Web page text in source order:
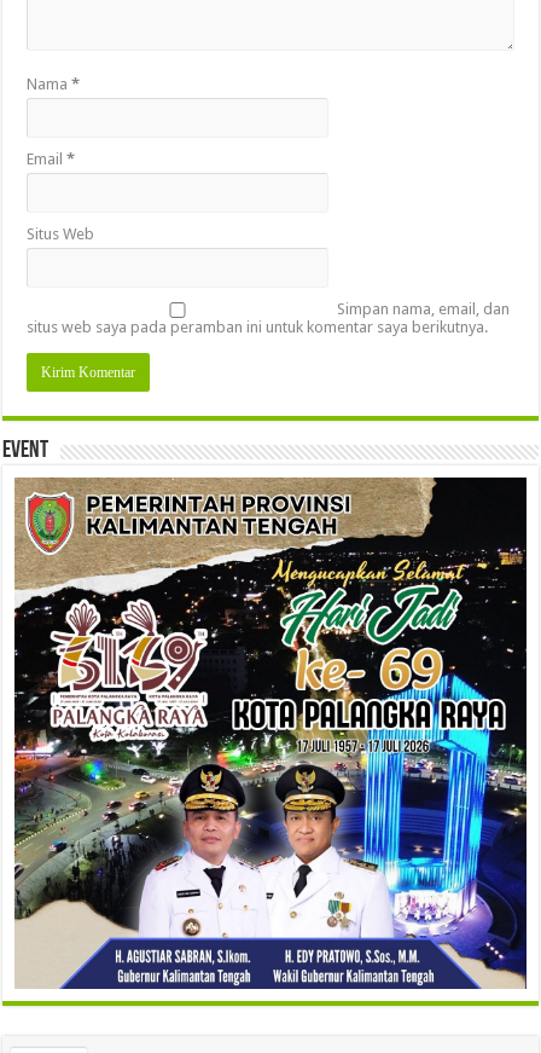
Nama*
Email*
Situs Web
Simpan nama, email, dan
situs web saya pada peramban ini untuk komentar saya berikutnya.
Event